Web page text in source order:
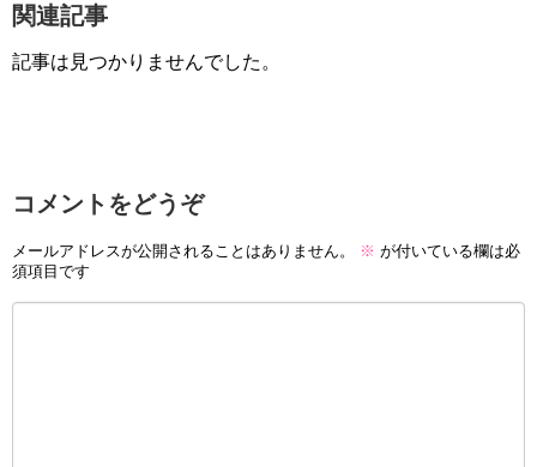
関連記事
記事は見つかりませんでした。
コメントをどうぞ
メールアドレスが公開されることはありません。 ※ が付いている欄は必
須項目です